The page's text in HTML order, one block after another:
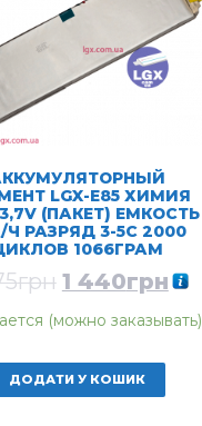
LGX-E85 ХИМИЯ
3,7V (ПАКЕТ) ЕМКОСТЬ
Ч РАЗРЯД 3-5C 2000
1066ГРАМ
грн 1 440грн
(можно заказывать)
ДОДАТИ У КОШИК